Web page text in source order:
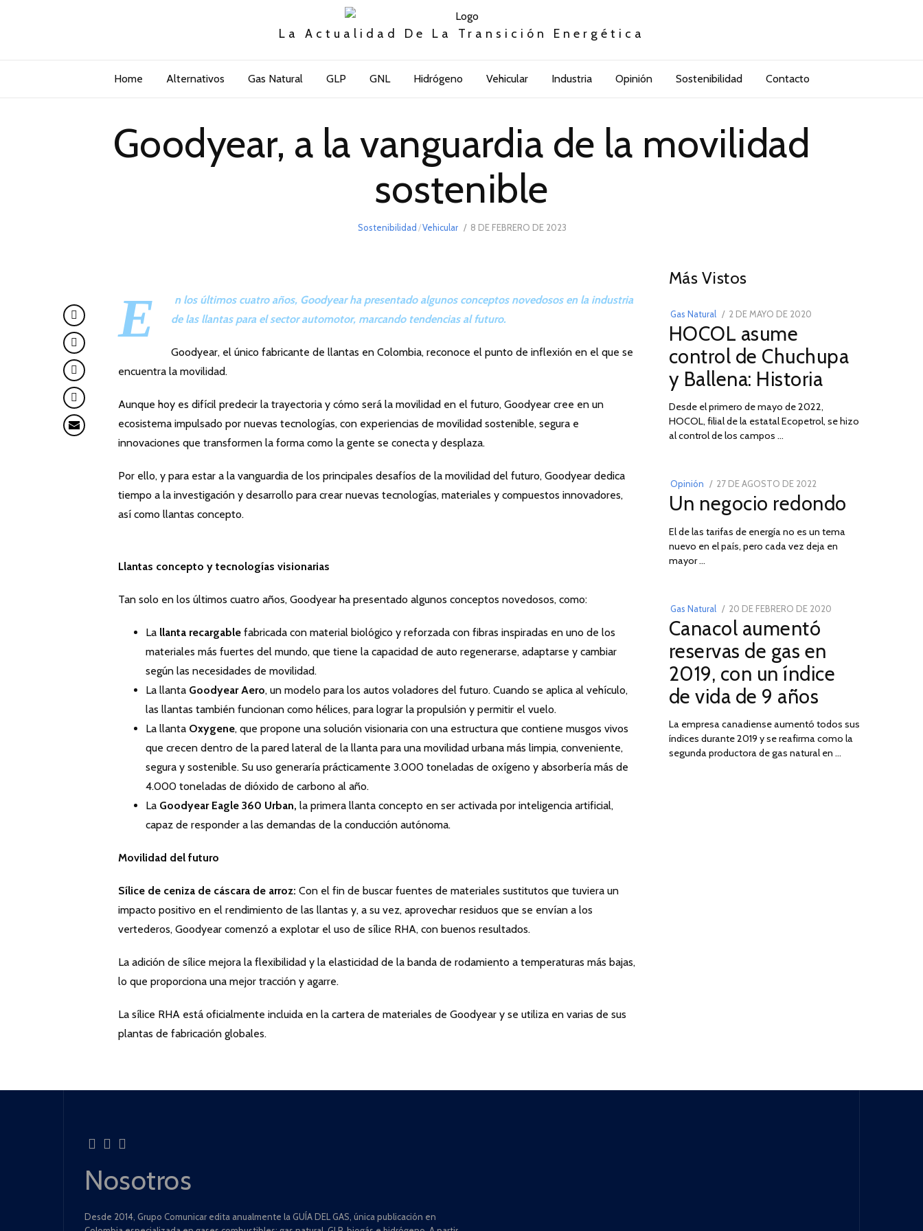
La Actualidad De La Transición Energética
Home Alternativos Gas Natural GLP GNL Hidrógeno Vehicular Industria Opinión Sostenibilidad Contacto
Goodyear, a la vanguardia de la movilidad
sostenible
Sostenibilidad /Vehicular
POSTED
8 DE FEBRERO DE 2023
E
n los últimos cuatro años, Goodyear ha presentado algunos conceptos novedosos en la industria
de las llantas para el sector automotor, marcando tendencias al futuro.
Goodyear, el único fabricante de llantas en Colombia, reconoce el punto de inflexión en el que se
encuentra la movilidad.
Aunque hoy es difícil predecir la trayectoria y cómo será la movilidad en el futuro, Goodyear cree en un
ecosistema impulsado por nuevas tecnologías, con experiencias de movilidad sostenible, segura e
innovaciones que transformen la forma como la gente se conecta y desplaza.
Por ello, y para estar a la vanguardia de los principales desafíos de la movilidad del futuro, Goodyear dedica
tiempo a la investigación y desarrollo para crear nuevas tecnologías, materiales y compuestos innovadores,
así como llantas concepto.
Llantas concepto y tecnologías visionarias
Tan solo en los últimos cuatro años, Goodyear ha presentado algunos conceptos novedosos, como:
La llanta recargable fabricada con material biológico y reforzada con fibras inspiradas en uno de los
materiales más fuertes del mundo, que tiene la capacidad de auto regenerarse, adaptarse y cambiar
según las necesidades de movilidad.
La llanta Goodyear Aero, un modelo para los autos voladores del futuro. Cuando se aplica al vehículo,
las llantas también funcionan como hélices, para lograr la propulsión y permitir el vuelo.
La llanta Oxygene, que propone una solución visionaria con una estructura que contiene musgos vivos
que crecen dentro de la pared lateral de la llanta para una movilidad urbana más limpia, conveniente,
segura y sostenible. Su uso generaría prácticamente 3.000 toneladas de oxígeno y absorbería más de
4.000 toneladas de dióxido de carbono al año.
La Goodyear Eagle 360 ​​Urban, la primera llanta concepto en ser activada por inteligencia artificial,
capaz de responder a las demandas de la conducción autónoma.
Movilidad del futuro
Sílice de ceniza de cáscara de arroz: Con el fin de buscar fuentes de materiales sustitutos que tuviera un
impacto positivo en el rendimiento de las llantas y, a su vez, aprovechar residuos que se envían a los
vertederos, Goodyear comenzó a explotar el uso de sílice RHA, con buenos resultados.
La adición de sílice mejora la flexibilidad y la elasticidad de la banda de rodamiento a temperaturas más bajas,
lo que proporciona una mejor tracción y agarre.
La sílice RHA está oficialmente incluida en la cartera de materiales de Goodyear y se utiliza en varias de sus
plantas de fabricación globales.
Más Vistos
Gas Natural
POSTED
ON
2 DE MAYO DE 2020
DE
2026
HOCOL asume
control de Chuchupa
y Ballena: Historia
Desde el primero de mayo de 2022,
HOCOL, filial de la estatal Ecopetrol, se hizo
al control de los campos …
Opinión
POSTED
ON
27 DE AGOSTO DE 202230
DE
DE
2022
Un negocio redondo
El de las tarifas de energía no es un tema
nuevo en el país, pero cada vez deja en
mayor …
03
Gas Natural
POSTED
ON
20 DE FEBRERO DE 2020
2025
Canacol aumentó
reservas de gas en
2019, con un índice
de vida de 9 años
La empresa canadiense aumentó todos sus
índices durante 2019 y se reafirma como la
segunda productora de gas natural en …
Nosotros
Desde 2014, Grupo Comunicar edita anualmente la GUÍA DEL GAS, única publicación en